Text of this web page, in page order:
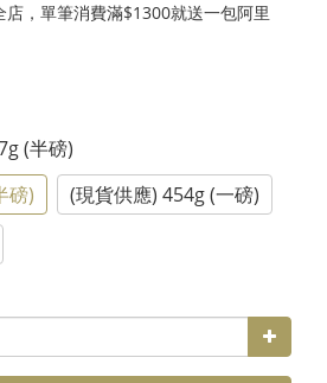
店，單筆消費滿$1300就送一包阿里
(半磅)
磅)
(現貨供應) 454g (一磅)